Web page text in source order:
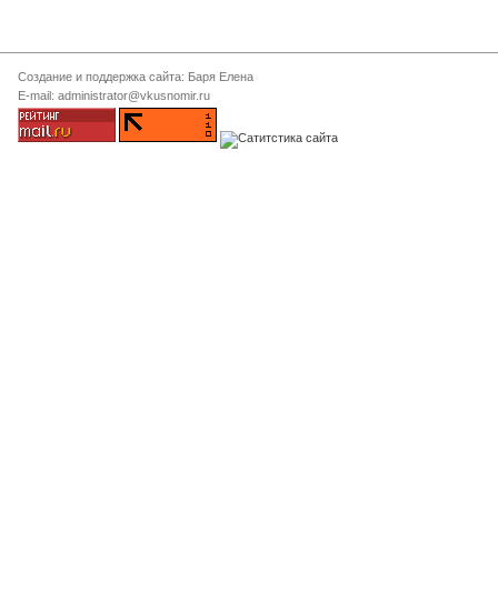
Создание и поддержка сайта: Баря Елена
E-mail: administrator@vkusnomir.ru